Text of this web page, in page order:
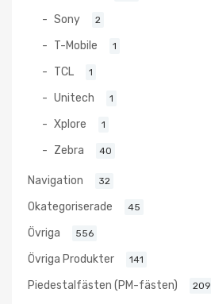
Sony 2
T-Mobile 1
TCL 1
Unitech 1
Xplore 1
Zebra 40
Navigation 32
Okategoriserade 45
Övriga 556
Övriga Produkter 141
Piedestalfästen (PM-fästen) 209